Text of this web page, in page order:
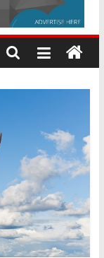
درب..
وتبقى
هي